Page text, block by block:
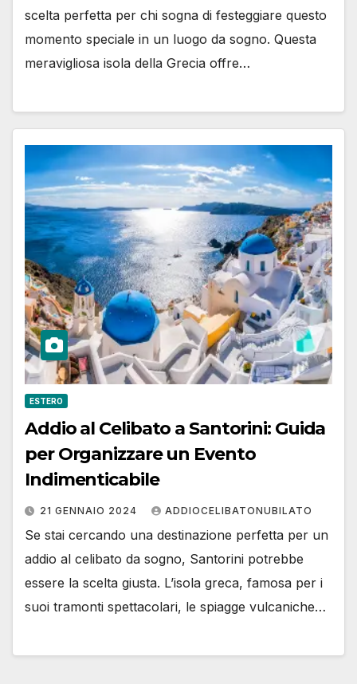
scelta perfetta per chi sogna di festeggiare questo
momento speciale in un luogo da sogno. Questa
meravigliosa isola della Grecia offre…
ESTERO
Addio al Celibato a Santorini: Guida
per Organizzare un Evento
Indimenticabile
21 GENNAIO 2024 ADDIOCELIBATONUBILATO
Se stai cercando una destinazione perfetta per un
addio al celibato da sogno, Santorini potrebbe
essere la scelta giusta. L’isola greca, famosa per i
suoi tramonti spettacolari, le spiagge vulcaniche…